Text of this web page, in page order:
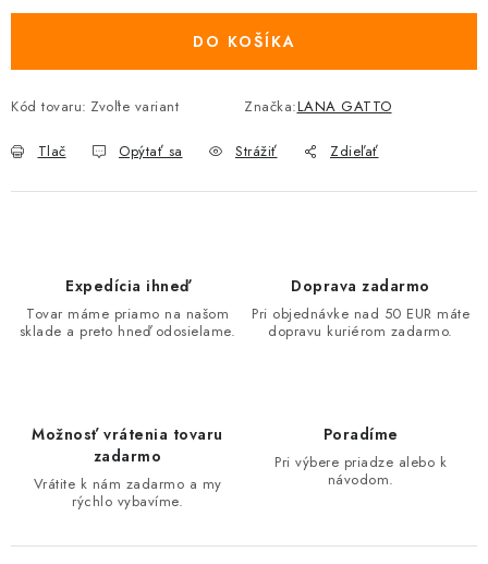
DO KOŠÍKA
Kód tovaru: Zvoľte variant Značka:LANA GATTO
Tlač Opýtať sa Strážiť Zdieľať
Expedícia ihneď
Tovar máme priamo na našom
sklade a preto hneď odosielame.
Doprava zadarmo
Pri objednávke nad 50 EUR máte
dopravu kuriérom zadarmo.
Možnosť vrátenia tovaru
zadarmo
Vrátite k nám zadarmo a my
rýchlo vybavíme.
Poradíme
Pri výbere priadze alebo k
návodom.